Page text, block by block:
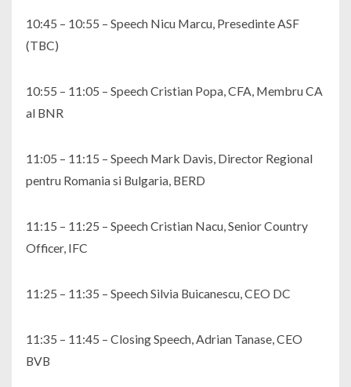
10:45 – 10:55 – Speech Nicu Marcu, Presedinte ASF
(TBC)
10:55 – 11:05 – Speech Cristian Popa, CFA, Membru CA
al BNR
11:05 – 11:15 – Speech Mark Davis, Director Regional
pentru Romania si Bulgaria, BERD
11:15 – 11:25 – Speech Cristian Nacu, Senior Country
Officer, IFC
11:25 – 11:35 – Speech Silvia Buicanescu, CEO DC
11:35 – 11:45 – Closing Speech, Adrian Tanase, CEO
BVB